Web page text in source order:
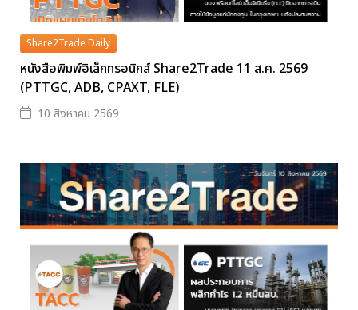
Share2Trade Daily
หนังสือพิมพ์อิเล็กทรอนิกส์ Share2Trade 11 ส.ค. 2569
(PTTGC, ADB, CPAXT, FLE)
10 สิงหาคม 2569